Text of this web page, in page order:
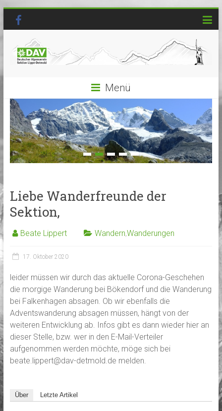
Menü
Liebe Wanderfreunde der
Sektion,
Beate Lippert Wandern,Wanderungen
17. Oktober 2020
leider müssen wir durch das aktuelle Corona-Geschehen
die morgige Wanderung bei Bökendorf und die Wanderung
bei Falkenhagen absagen. Ob wir ebenfalls die
Adventswanderung absagen müssen, hängt von der
weiteren Entwicklung ab. Infos gibt es dann wieder hier an
dieser Stelle, bzw. wer in den E-Mail-Verteiler
aufgenommen werden möchte, möge sich bei
beate.lippert@dav-detmold.de melden.
Über Letzte Artikel